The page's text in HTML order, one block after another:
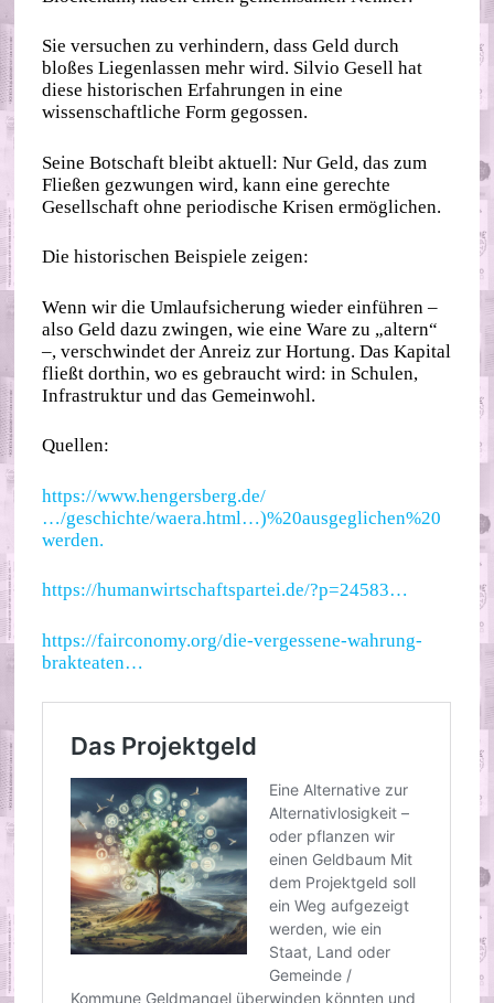
Sie versuchen zu verhindern, dass Geld durch
bloßes Liegenlassen mehr wird. Silvio Gesell hat
diese historischen Erfahrungen in eine
wissenschaftliche Form gegossen.
Seine Botschaft bleibt aktuell: Nur Geld, das zum
Fließen gezwungen wird, kann eine gerechte
Gesellschaft ohne periodische Krisen ermöglichen.
Die historischen Beispiele zeigen:
Wenn wir die Umlaufsicherung wieder einführen –
also Geld dazu zwingen, wie eine Ware zu „altern“
–, verschwindet der Anreiz zur Hortung. Das Kapital
fließt dorthin, wo es gebraucht wird: in Schulen,
Infrastruktur und das Gemeinwohl.
Quellen:
https://www.hengersberg.de/
…/geschichte/waera.html…)%20ausgeglichen%20
werden.
https://humanwirtschaftspartei.de/?p=24583…
https://fairconomy.org/die-vergessene-wahrung-
brakteaten…